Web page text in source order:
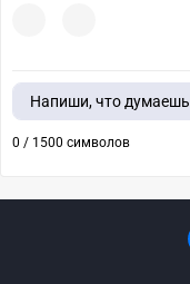
Напиши, что думаешь
0 / 1500 символов